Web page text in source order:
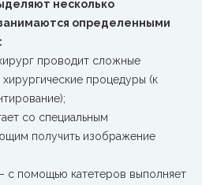
несколько
определенными
проводит сложные
процедуры (к
со специальным
получить изображение
с помощью катетеров выполняет